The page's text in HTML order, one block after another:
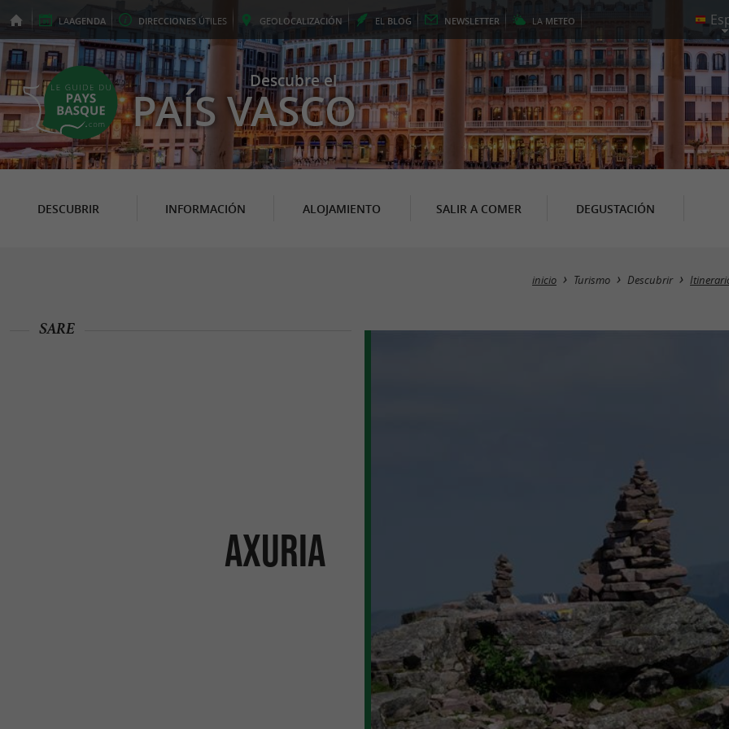
LAAGENDA DIRECCIONES ÚTILES GEOLOCALIZACIÓN EL BLOG NEWSLETTER LA METEO
Descubre el
PAÍS VASCO
DESCUBRIR INFORMACIÓN ALOJAMIENTO SALIR A COMER DEGUSTACIÓN
inicio Turismo Descubrir
Axuria
SARE